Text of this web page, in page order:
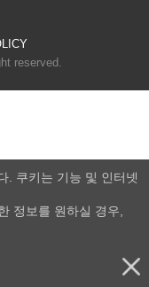
reserved.
. 쿠키는 기능 및 인터넷
정보를 원하실 경우,